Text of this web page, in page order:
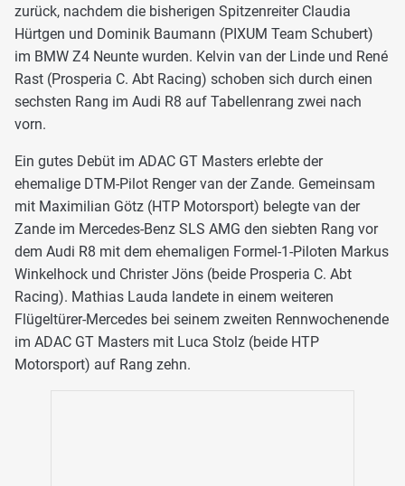
zurück, nachdem die bisherigen Spitzenreiter Claudia
Hürtgen und Dominik Baumann (PIXUM Team Schubert)
im BMW Z4 Neunte wurden. Kelvin van der Linde und René
Rast (Prosperia C. Abt Racing) schoben sich durch einen
sechsten Rang im Audi R8 auf Tabellenrang zwei nach
vorn.
Ein gutes Debüt im ADAC GT Masters erlebte der
ehemalige DTM-Pilot Renger van der Zande. Gemeinsam
mit Maximilian Götz (HTP Motorsport) belegte van der
Zande im Mercedes-Benz SLS AMG den siebten Rang vor
dem Audi R8 mit dem ehemaligen Formel-1-Piloten Markus
Winkelhock und Christer Jöns (beide Prosperia C. Abt
Racing). Mathias Lauda landete in einem weiteren
Flügeltürer-Mercedes bei seinem zweiten Rennwochenende
im ADAC GT Masters mit Luca Stolz (beide HTP
Motorsport) auf Rang zehn.